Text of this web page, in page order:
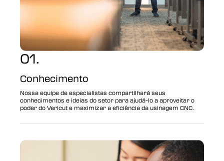
01.
Conhecimento
Nossa equipe de especialistas compartilhará seus
conhecimentos e ideias do setor para ajudá-lo a aproveitar o
poder do Vericut e maximizar a eficiência da usinagem CNC.